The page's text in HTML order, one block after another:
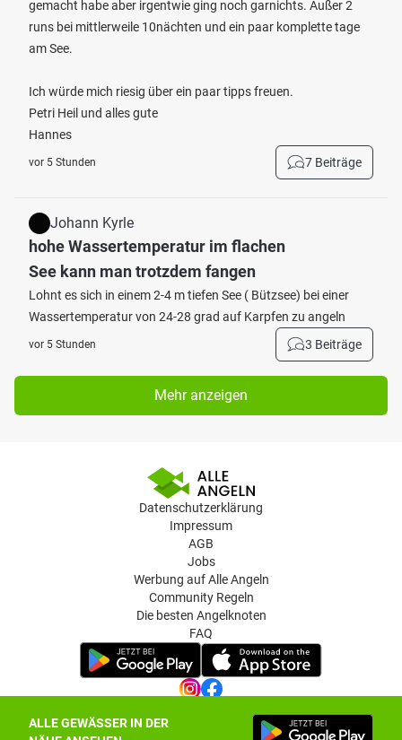
ALLE GEWÄSSER IN DER
gemacht habe aber irgentwie ging noch garnichts. Außer 2
runs bei mittlerweile 10nächten und ein paar komplette tage
am See.
Ich würde mich riesig über ein paar tipps freuen.
Petri Heil und alles gute
Hannes
vor 5 Stunden 7 Beiträge
Johann Kyrle
hohe Wassertemperatur im flachen
See kann man trotzdem fangen
Lohnt es sich in einem 2-4 m tiefen See ( Bützsee) bei einer
Wassertemperatur von 24-28 grad auf Karpfen zu angeln
vor 5 Stunden 3 Beiträge
Mehr anzeigen
Datenschutzerklärung
Impressum
AGB
Jobs
Werbung auf Alle Angeln
Community Regeln
Die besten Angelknoten
FAQ
Datenschutz-Einstellungen